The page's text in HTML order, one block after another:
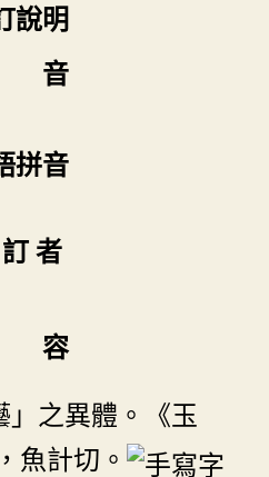
說明
音
拼音
者
容
」之異體。《玉
魚計切。